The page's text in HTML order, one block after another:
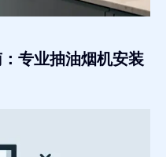
专业抽油烟机安装